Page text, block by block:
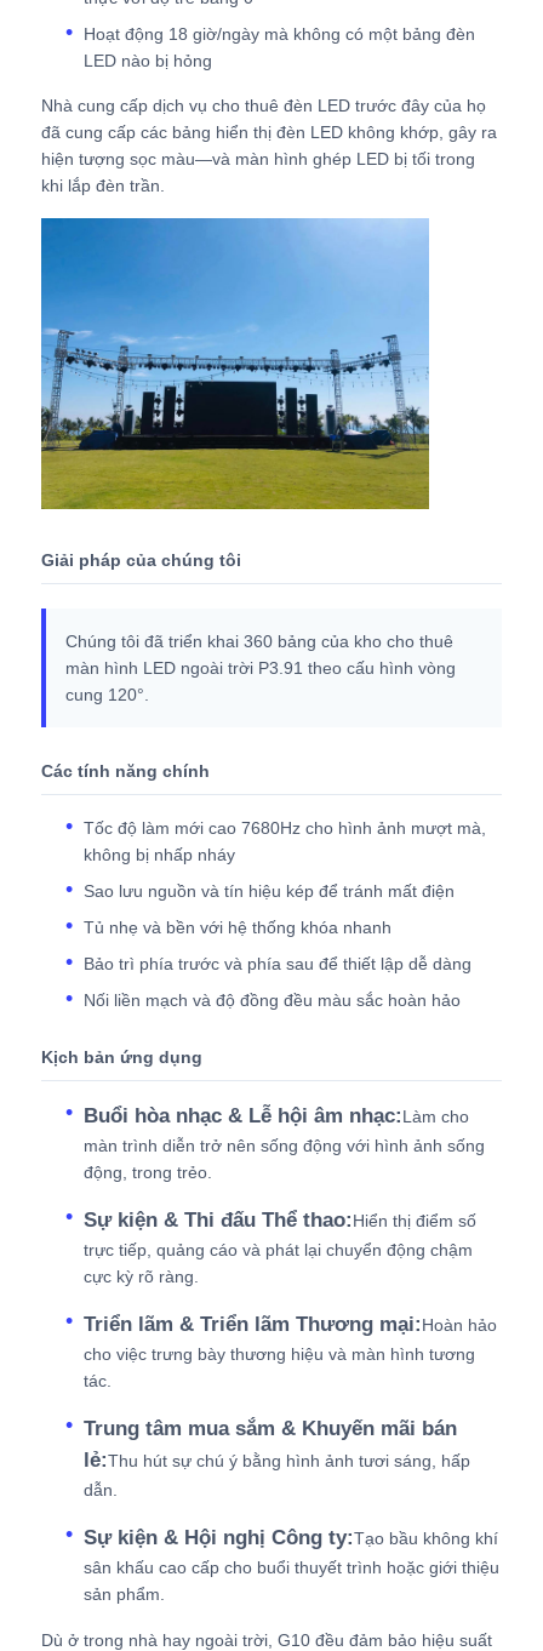
Màn hình SMD LED
Bảng hiển thị LED ngoài trời
Hoạt động 18 giờ/ngày mà không có một bảng đèn
LED nào bị hỏng
Nhà cung cấp dịch vụ cho thuê đèn LED trước đây của họ
đã cung cấp các bảng hiển thị đèn LED không khớp, gây ra
hiện tượng sọc màu—và màn hình ghép LED bị tối trong
khi lắp đèn trần.
Giải pháp của chúng tôi
Chúng tôi đã triển khai 360 bảng của kho cho thuê
màn hình LED ngoài trời P3.91 theo cấu hình vòng
cung 120°.
Các tính năng chính
Tốc độ làm mới cao 7680Hz cho hình ảnh mượt mà,
không bị nhấp nháy
Sao lưu nguồn và tín hiệu kép để tránh mất điện
Tủ nhẹ và bền với hệ thống khóa nhanh
Bảo trì phía trước và phía sau để thiết lập dễ dàng
Nối liền mạch và độ đồng đều màu sắc hoàn hảo
Kịch bản ứng dụng
Buổi hòa nhạc & Lễ hội âm nhạc:Làm cho
màn trình diễn trở nên sống động với hình ảnh sống
động, trong trẻo.
Sự kiện & Thi đấu Thể thao:Hiển thị điểm số
trực tiếp, quảng cáo và phát lại chuyển động chậm
cực kỳ rõ ràng.
Triển lãm & Triển lãm Thương mại:Hoàn hảo
cho việc trưng bày thương hiệu và màn hình tương
tác.
Trung tâm mua sắm & Khuyến mãi bán
lẻ:Thu hút sự chú ý bằng hình ảnh tươi sáng, hấp
dẫn.
Sự kiện & Hội nghị Công ty:Tạo bầu không khí
sân khấu cao cấp cho buổi thuyết trình hoặc giới thiệu
sản phẩm.
Dù ở trong nhà hay ngoài trời, G10 đều đảm bảo hiệu suất